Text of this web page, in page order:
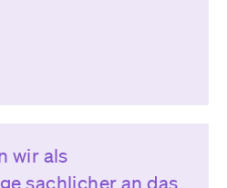
wir als
sachlicher an das